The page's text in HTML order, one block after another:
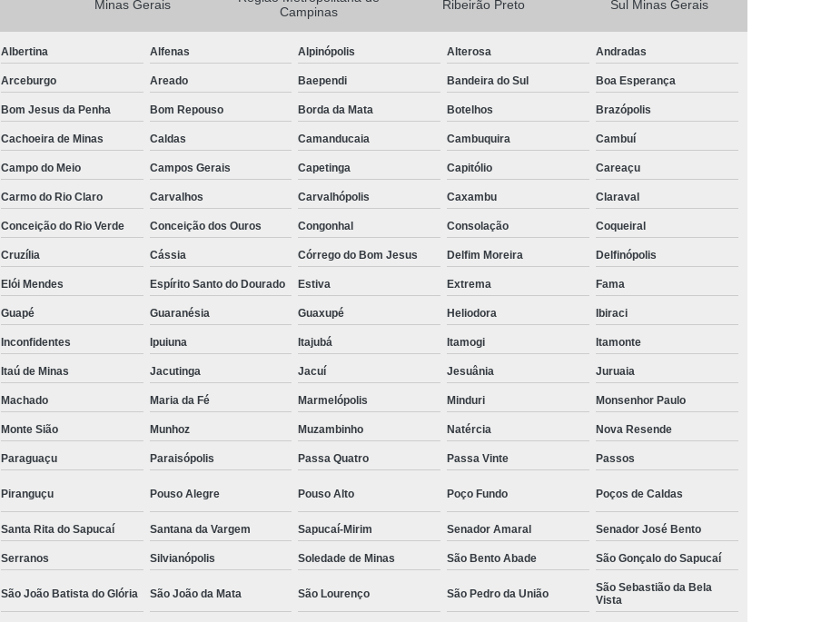
Camisa Social de Manga Longa
Camisa Social Manga Longa
Camisa Social Manga Longa Masculina
Camisa Social Manga Longa Preta
Camisa Social Masculina Manga Longa Lisa
Camisa Social Masculina Preta Manga Longa
Camisa Social Preta Manga Longa
Camisa a Rigor Social Masculina
Camisa Masculina Social
Camisa Social Branca Masculina
Camisa Social Estampada Masculina
Camisa Social Jeans Masculina
Camisa Social Masculina
Camisa Social Masculina a Rigor
Camisa Social Masculina Preta
Camisa Social Preta Masculina
Camisa Manga Longa Social Masculina Preço
Camisa Masculina Social Preço
Camisa Social Branca Masculina Preço
Camisa Social Estampada Masculina Preço
Camisa Social Jeans Masculina Preço
Camisa Social Masculina Estampada Preço
Camisa Social Masculina Manga Curta Preço
Camisa Social Masculina Manga Longa Preço
Camisa Social Masculina Preço
Camisa Social Masculina Preta Preço
Camisa Social Masculina Slim Preço
Camisa Social Preta Masculina Preço
Fábrica Camisa Masculina Social
Fábrica Camisa Social
Fábrica de Camisa Social
Fábrica de Camisa Social de Homem
Fábrica de Camisa Social Masculina
Minas Gerais
Campinas
Ribeirão Preto Sul Minas Gerais
Albertina Alfenas Alpinópolis Alterosa Andradas
Arceburgo Areado Baependi Bandeira do Sul Boa Esperança
Bom Jesus da Penha Bom Repouso Borda da Mata Botelhos Brazópolis
Cachoeira de Minas Caldas Camanducaia Cambuquira Cambuí
Campo do Meio Campos Gerais Capetinga Capitólio Careaçu
Carmo do Rio Claro Carvalhos Carvalhópolis Caxambu Claraval
Conceição do Rio Verde Conceição dos Ouros Congonhal Consolação Coqueiral
Cruzília Cássia Córrego do Bom Jesus Delfim Moreira Delfinópolis
Elói Mendes Espírito Santo do Dourado Estiva Extrema Fama
Guapé Guaranésia Guaxupé Heliodora Ibiraci
Inconfidentes Ipuiuna Itajubá Itamogi Itamonte
Itaú de Minas Jacutinga Jacuí Jesuânia Juruaia
Machado Maria da Fé Marmelópolis Minduri Monsenhor Paulo
Monte Sião Munhoz Muzambinho Natércia Nova Resende
Paraguaçu Paraisópolis Passa Quatro Passa Vinte Passos
Piranguçu Pouso Alegre Pouso Alto Poço Fundo Poços de Caldas
Santa Rita do Sapucaí Santana da Vargem Sapucaí-Mirim Senador Amaral Senador José Bento
Serranos Silvianópolis Soledade de Minas São Bento Abade São Gonçalo do Sapucaí
São João Batista do Glória São João da Mata São Lourenço São Pedro da União
São Sebastião da Bela
Vista